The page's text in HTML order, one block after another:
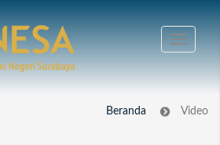
Beranda Video